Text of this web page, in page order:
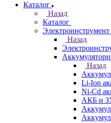
Каталог
Назад
Каталог
Электроинструмент
Назад
Назад
Li-Ion
Ni-Cd
АКБ и